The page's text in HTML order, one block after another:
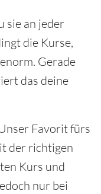
sie an jeder
die Kurse,
Gerade
das deine
Favorit fürs
der richtigen
Kurs und
nur bei